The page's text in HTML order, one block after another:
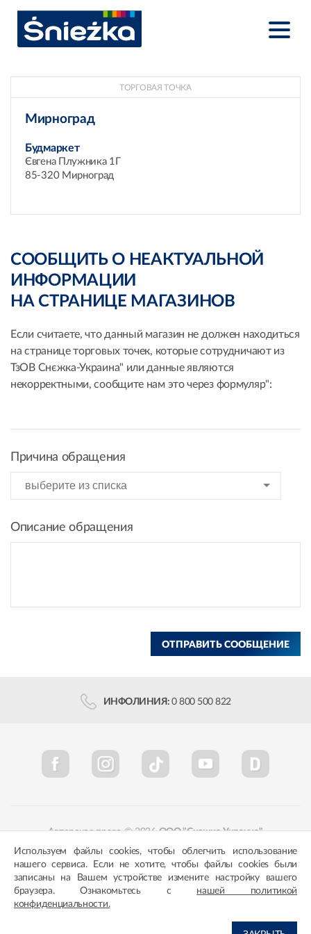
ТОРГОВАЯ ТОЧКА
Мирноград
Будмаркет
Євгена Плужника 1Г
85-320 Мирноград
СООБЩИТЬ О НЕАКТУАЛЬНОЙ
ИНФОРМАЦИИ
НА СТРАНИЦЕ МАГАЗИНОВ
Если считаете, что данный магазин не должен находиться
на странице торговых точек, которые сотрудничают из
ТзОВ Снєжка-Украина" или данные являются
некорректными, сообщите нам это через формуляр":
Причина обращения
Описание обращения
ОТПРАВИТЬ СООБЩЕНИЕ
ИНФОЛИНИЯ: 0 800 500 822
Авторское право © 2026ООО "Снежка-Украина"
Политика конфиденциальности Соответствие цветов
Используем файлы cookies, чтобы облегчить использование
нашего сервиса. Если не хотите, чтобы файлы cookies были
записаны на Вашем устройстве измените настройку вашего
браузера. Ознакомьтесь с нашей политикой
конфиденциальности.